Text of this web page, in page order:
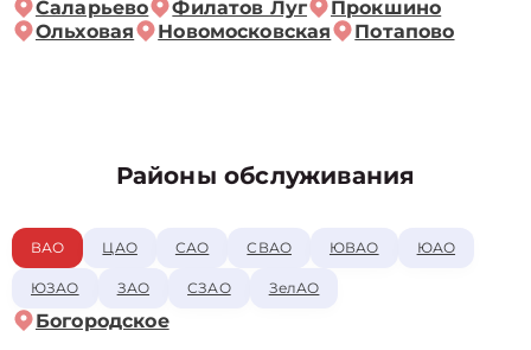
Саларьево Филатов Луг
Прокшино
Ольховая
Новомосковская Потапово
Районы обслуживания
ВАО ЦАО САО СВАО ЮВАО ЮАО
ЮЗАО ЗАО СЗАО ЗелАО
Богородское